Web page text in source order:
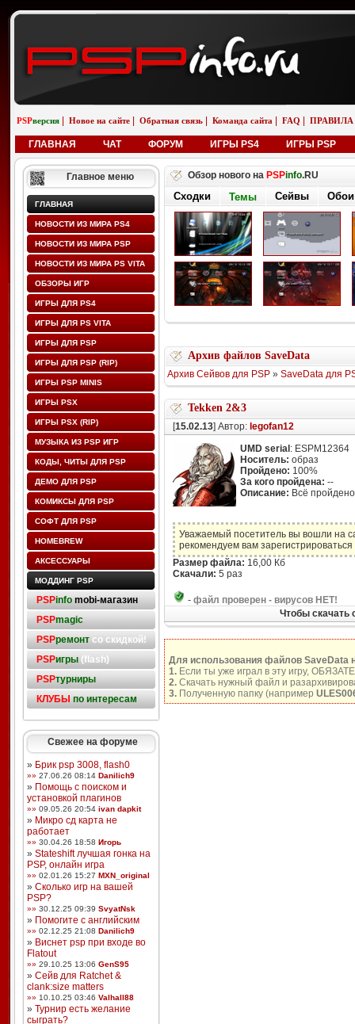
PSPверсия Новое на сайте Обратная связь Команда сайта FAQ ПРАВИЛА
ГЛАВНАЯ ЧАТ ФОРУМ ИГРЫ PS4 ИГРЫ PSP
Главное меню
ГЛАВНАЯ
НОВОСТИ ИЗ МИРА PS4
НОВОСТИ ИЗ МИРА PSP
НОВОСТИ ИЗ МИРА PS VITA
ОБЗОРЫ ИГР
ИГРЫ ДЛЯ PS4
ИГРЫ ДЛЯ PS VITA
ИГРЫ ДЛЯ PSP
ИГРЫ ДЛЯ PSP (RIP)
ИГРЫ PSP MINIS
ИГРЫ PSX
ИГРЫ PSX (RIP)
МУЗЫКА ИЗ PSP ИГР
КОДЫ, ЧИТЫ ДЛЯ PSP
ДЕМО ДЛЯ PSP
КОМИКСЫ ДЛЯ PSP
СОФТ ДЛЯ PSP
HOMEBREW
АКСЕССУАРЫ
МОДДИНГ PSP
PSPinfo mobi-магазин
PSPmagic
PSPремонтсо скидкой!
PSPигры(flash)
PSPтурниры
КЛУБЫ по интересам
Свежее на форуме
» Брик psp 3008, flash0
»» 27.06.26 08:14 Danilich9
» Помощь с поиском и
установкой плагинов
»» 09.05.26 20:54 ivan dapkit
» Микро сд карта не
работает
»» 30.04.26 18:58 Игорь
» Stateshift лучшая гонка на
PSP, онлайн игра
»» 02.01.26 15:27 MXN_original
» Сколько игр на вашей
PSP?
»» 30.12.25 09:39 SvyatNsk
» Помогите с английским
»» 02.12.25 21:08 Danilich9
» Виснет psp при входе во
Flatout
»» 29.10.25 13:06 GenS95
» Сейв для Ratchet &
clank:size matters
»» 10.10.25 03:46 Valhall88
» Турнир есть желание
сыграть?
Обзор нового на PSPinfo.RU
Сходки Темы Сейвы Обои
Архив файлов SaveData
Архив Сейвов для PSP» SaveData для
Tekken 2&3
[15.02.13] Автор: legofan12
UMD serial : ESPM12364
Носитель: образ
Пройдено: 100%
За кого пройдена: --
Описание: Всё
Уважаемый посетитель вы вошли на
рекомендуем вам
Размер файла: 16,00 Кб
Скачали: 5 раз
- файл проверен - вирусов НЕТ!
Чтобы скачать
Для использования файлов SaveData
1.Если ты уже играл в эту игру,
2.Скачать нужный файл и
3.Полученную папку (например